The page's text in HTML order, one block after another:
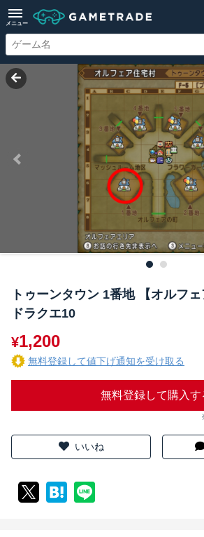
メニュー
トゥーンタウン 1番地 【オルフェ
ドラクエ10
¥1,200
無料登録して値下げ通知を受け取る
無料登録して購入す
いいね